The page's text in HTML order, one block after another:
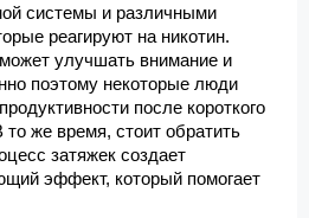
системы и различными
реагируют на никотин.
улучшать внимание и
поэтому некоторые люди
после короткого
же время, стоит обратить
затяжек создает
эффект, который помогает